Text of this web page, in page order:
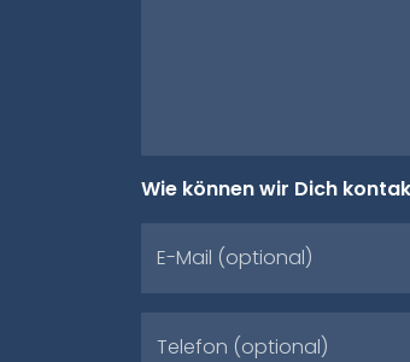
Wie können wir Dich
E-Mail (optional)
Telefon (optional)